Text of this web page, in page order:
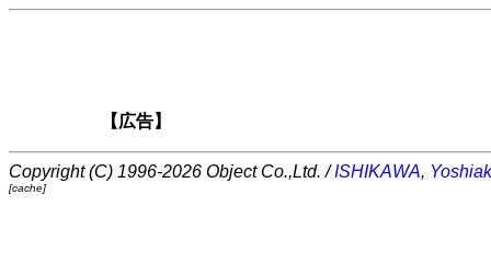
【広告】
Copyright (C) 1996-2026 Object Co.,Ltd. /ISHIKAWA,
[cache]